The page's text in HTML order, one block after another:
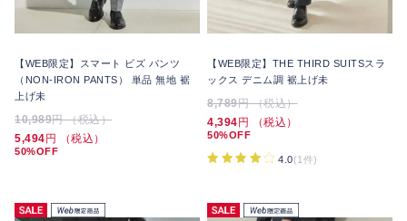
【WEB限定】スマート ビズ パンツ
（NON-IRON PANTS） 単品 無地 裾
上げ未
10,989円 （税込）
5,494 円 （税込）
50%OFF
【WEB限定】THE THIRD SUITSスラ
ックス デニム調 裾上げ未
8,789円 （税込）
4,394 円 （税込）
50%OFF
4.0(1件)